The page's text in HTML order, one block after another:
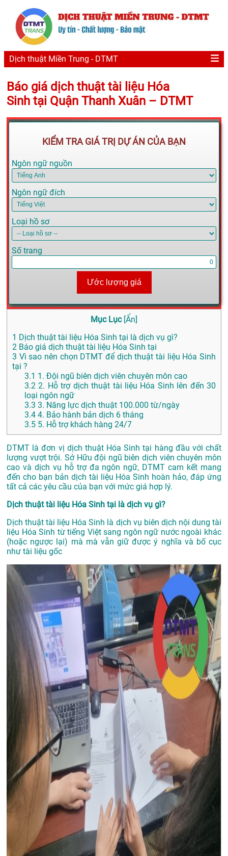
Dịch thuật Miền Trung - DTMT
Báo giá dịch thuật tài liệu Hóa
Sinh tại Quận Thanh Xuân – DTMT
KIỂM TRA GIÁ TRỊ DỰ ÁN CỦA BẠN
Ngôn ngữ nguồn
Ngôn ngữ đích
Loại hồ sơ
Số trang
Ước lượng giá
Mục Lục [Ẩn]
1 Dịch thuật tài liệu Hóa Sinh tại là dịch vụ gì?
2 Báo giá dịch thuật tài liệu Hóa Sinh tại
3 Vì sao nên chọn DTMT để dịch thuật tài liệu Hóa Sinh
tại ?
3.1 1. Đội ngũ biên dịch viên chuyên môn cao
3.2 2. Hỗ trợ dịch thuật tài liệu Hóa Sinh lên đến 30
loại ngôn ngữ
3.3 3. Năng lực dịch thuật 100.000 từ/ngày
3.4 4. Bảo hành bản dịch 6 tháng
3.5 5. Hỗ trợ khách hàng 24/7
DTMT là đơn vị dịch thuật Hóa Sinh tại hàng đầu với chất
lượng vượt trội. Sở Hữu đội ngũ biên dịch viên chuyên môn
cao và dịch vụ hỗ trợ đa ngôn ngữ, DTMT cam kết mang
đến cho bạn bản dịch tài liệu Hóa Sinh hoàn hảo, đáp ứng
tất cả các yêu cầu của bạn với mức giá hợp lý.
Dịch thuật tài liệu Hóa Sinh tại là dịch vụ gì?
Dịch thuật tài liệu Hóa Sinh là dịch vụ biên dịch nội dung tài
liệu Hóa Sinh từ tiếng Việt sang ngôn ngữ nước ngoài khác
(hoặc ngược lại) mà mà vẫn giữ được ý nghĩa và bố cục
như tài liệu gốc